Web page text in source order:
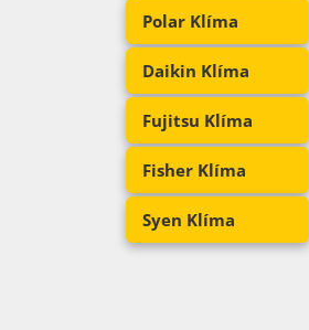
Polar Klíma
Daikin Klíma
Fujitsu Klíma
Fisher Klíma
Syen Klíma